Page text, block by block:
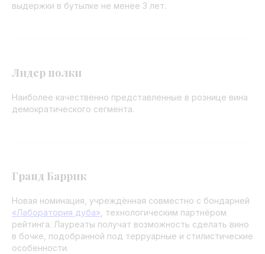
выдержки в бутылке не менее 3 лет.
Лидер полки
Наиболее качественно представленные в рознице вина
демократического сегмента.
Гранд Баррик
Новая номинация, учреждённая совместно с бондарней
«Лаборатория дуба» , технологическим партнёром
рейтинга. Лауреаты получат возможность сделать вино
в бочке, подобранной под терруарные и стилистические
особенности.